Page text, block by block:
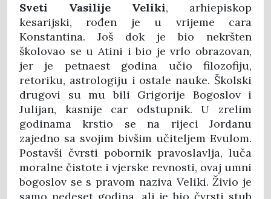
Sveti Vasilije Veliki, arhiepiskop
kesarijski, rođen je u vrijeme cara
Konstantina. Još dok je bio nekršten
školovao se u Atini i bio je vrlo obrazovan,
jer je petnaest godina učio filozofiju,
retoriku, astrologiju i ostale nauke. Školski
drugovi su mu bili Grigorije Bogoslov i
Julijan, kasnije car odstupnik. U zrelim
godinama krstio se na rijeci Jordanu
zajedno sa svojim bivšim učiteljem Evulom.
Postavši čvrsti pobornik pravoslavlja, luča
moralne čistote i vjerske revnosti, ovaj umni
bogoslov se s pravom naziva Veliki. Živio je